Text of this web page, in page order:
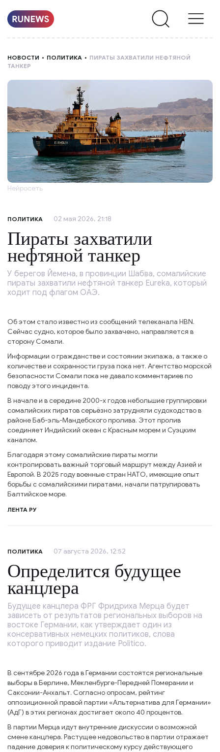
НАС
НОВОСТИ ПОЛИТИКА
ПИРАТЫ ЗАХВАТИЛИ НЕФТЯНОЙ
ТАНКЕР
Нейросеть
ПОЛИТИКА 02 мая 2026, 21:18
Пираты захватили
нефтяной танкер
У берегов Йемена, в провинции Шабва, сомалийские
пираты захватили нефтяной танкер Eureka, который
ходит под флагом ОАЭ.
Об этом стало известно из сообщений телеканала HBN.
Сейчас судно, которое было захвачено, направляется в
сторону Сомали.
Информации о гражданстве и состоянии экипажа, а также о
количестве и сохранности груза пока нет. Агентство морской
безопасности Сомали пока не давало комментариев по
поводу этого инцидента.
В начале и в середине 2000-х годов небольшие группировки
сомалийских пиратов серьёзно затрудняли судоходство в
районе Баб-эль-Мандебского пролива. Этот пролив
соединяет Индийский океан с Красным морем и Суэцким
каналом.
Благодаря этому сомалийские пираты могли
контролировать важный торговый маршрут между Азией и
Европой. В 2025 году военные стран НАТО, имеющие опыт
борьбы с сомалийскими пиратами, начали патрулировать
Балтийское море.
ЛЕНТА РУ
ПОЛИТИКА 07 августа 2026, 12:52
Определится будущее
канцлера
Будущее канцлера ФРГ Фридриха Мерца будет
зависеть от результатов региональных выборов на
востоке Германии, как утверждает один из
консервативных немецких политиков, слова
которого приводит издание Politico.
В сентябре 2026 года в Германии состоятся региональные
выборы в Берлине, Мекленбурге-Передней Померании и
Саксонии-Анхальт. Согласно опросам, рейтинг
оппозиционной правой партии «Альтернатива для Германии»
(АдГ) в этих регионах достигает около 40 процентов.
В партии Мерца идут внутренние дискуссии о возможной
смене канцлера. Растущее недовольство в партии отражает
падение доверия к политическому курсу действующего